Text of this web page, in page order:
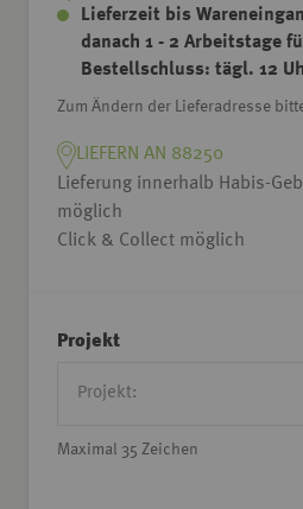
Lieferzeit bis
danach 1 - 2 Arbeitstage
Bestellschluss: tägl. 12
Zum Ändern der Lieferadresse
LIEFERN AN 88250
Lieferung innerhalb Habis-
möglich
Click & Collect möglich
Projekt
Maximal 35 Zeichen